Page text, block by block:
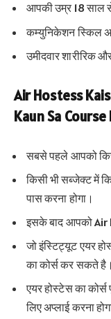
आपकी उम्र 18 साल
कम्युनिकेशन स्किल
उमीदवार शारीरिक
Air Hostess
Kaun Sa
सबसे पहले आपको
किसी भी सब्जेक्ट में
पास करना होगा।
इसके बाद आपको Air
जो इंस्टिट्यूट एयर
का कोर्स कर सकते है।
एयर होस्टेस का
लिए अप्लाई करना